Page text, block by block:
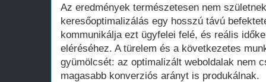
Az eredmények természetesen nem
keresőoptimalizálás egy hosszú távú
kommunikálja ezt ügyfelei felé, és reális
eléréséhez. A türelem és a következetes
gyümölcsét: az optimalizált weboldalak nem
magasabb konverziós arányt is produkálnak.